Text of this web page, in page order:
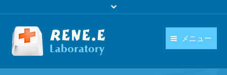
メニュー
日本語